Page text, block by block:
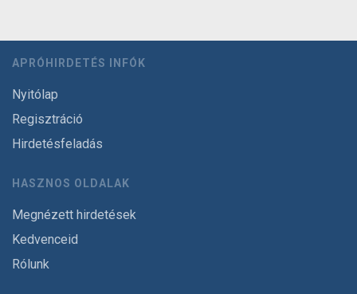
APRÓHIRDETÉS INFÓK
Nyitólap
Regisztráció
Hirdetésfeladás
HASZNOS OLDALAK
Megnézett hirdetések
Kedvenceid
Rólunk